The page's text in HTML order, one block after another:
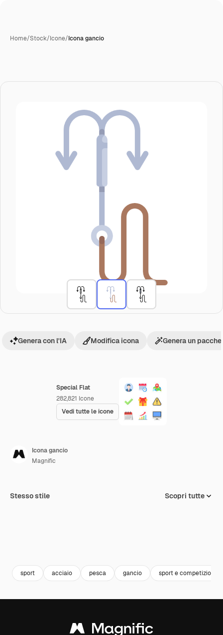
Home/Stock/Icone/Icona gancio
Special Flat
282,821 Icone
Vedi tutte le icone
Genera con l'IA Modifica icona Genera un
Icona gancio
Magnific
Stesso stile Scopri tutte
sport acciaio pesca gancio sport e competizione